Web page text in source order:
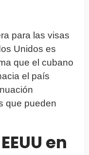
para las visas
Unidos es
que el cubano
el país
que pueden
en